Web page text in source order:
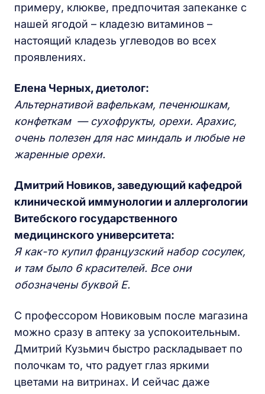
примеру, клюкве, предпочитая запеканке с
нашей ягодой – кладезю витаминов –
настоящий кладезь углеводов во всех
проявлениях.
Елена Черных, диетолог:
Альтернативой вафелькам, печенюшкам,
конфеткам — сухофрукты, орехи. Арахис,
очень полезен для нас миндаль и любые не
жаренные орехи.
Дмитрий Новиков, заведующий кафедрой
клинической иммунологии и аллергологии
Витебского государственного
медицинского университета:
Я как-то купил французский набор сосулек,
и там было 6 красителей. Все они
обозначены буквой Е.
С профессором Новиковым после магазина
можно сразу в аптеку за успокоительным.
Дмитрий Кузьмич быстро раскладывает по
полочкам то, что радует глаз яркими
цветами на витринах. И сейчас даже